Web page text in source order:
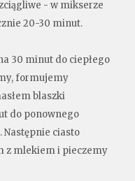
- w mikserze
20-30 minut.
30 minut do ciepłego
formujemy
blaszki
do ponownego
Następnie ciasto
z mlekiem i pieczemy